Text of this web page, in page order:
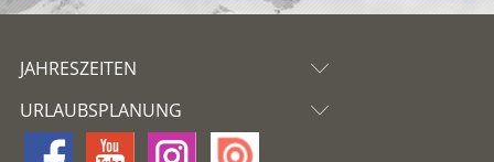
JAHRESZEITEN
URLAUBSPLANUNG